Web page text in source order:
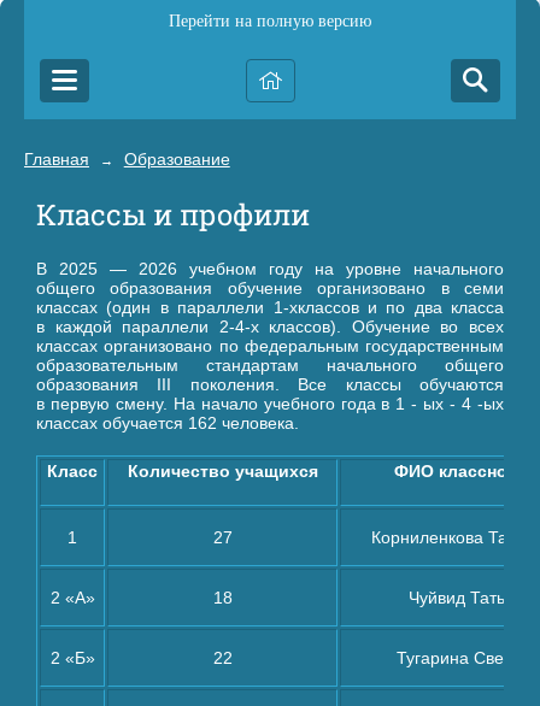
Перейти на полную версию
Главная → Образование
Классы и профили
В 2025 — 2026 учебном году на уровне начального
общего образования обучение организовано в семи
классах (один в параллели 1-хклассов и по два класса
в каждой параллели 2-4-х классов). Обучение во всех
классах организовано по федеральным государственным
образовательным стандартам начального общего
образования III поколения. Все классы обучаются
в первую смену. На начало учебного года в 1 - ых - 4 -ых
классах обучается 162 человека.
Класс Количество учащихся ФИО классного
1 27 Корниленкова
2 «А» 18 Чуйвид
2 «Б» 22 Тугарина